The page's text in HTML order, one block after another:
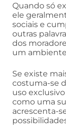
Quando só
ele
sociais e
outras
dos
um
Se existe
costuma-se
uso
como uma
acrescenta-